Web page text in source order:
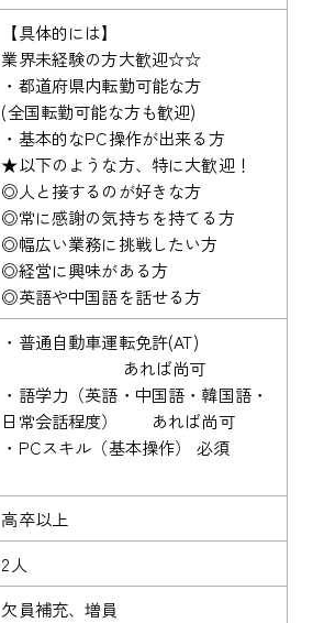
【具体的には】
業界未経験の方大歓迎☆☆
・都道府県内転勤可能な方
(全国転勤可能な方も歓迎)
・基本的なPC操作が出来る方
★以下のような方、特に大歓迎！
◎人と接するのが好きな方
◎常に感謝の気持ちを持てる方
◎幅広い業務に挑戦したい方
◎経営に興味がある方
◎英語や中国語を話せる方
・普通自動車運転免許(AT)
あれば尚可
・語学力（英語・中国語・韓国語・
日常会話程度） あれば尚可
・PCスキル（基本操作） 必須
高卒以上
2人
欠員補充、増員